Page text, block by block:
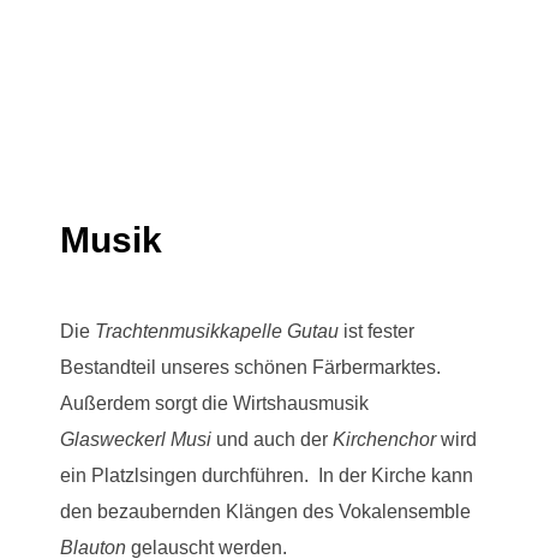
Musik
Die Trachtenmusikkapelle Gutau ist fester
Bestandteil unseres schönen Färbermarktes.
Außerdem sorgt die Wirtshausmusik
Glasweckerl Musi und auch der Kirchenchorwird
ein Platzlsingen durchführen. In der Kirche kann
den bezaubernden Klängen des Vokalensemble
Blauton gelauscht werden.